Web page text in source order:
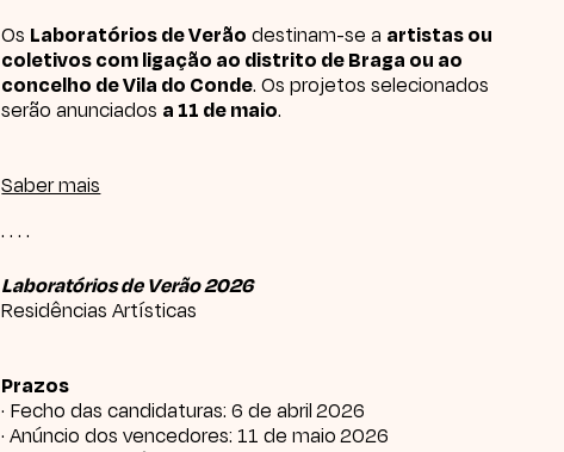
Os Laboratórios de Verão destinam-se a artistas ou
coletivos com ligação ao distrito de Braga ou ao
concelho de Vila do Conde. Os projetos selecionados
serão anunciados a 11 de maio.
Saber mais
· · · ·
Laboratórios de Verão 2026
Residências Artísticas
Prazos
· Fecho das candidaturas: 6 de abril 2026
· Anúncio dos vencedores: 11 de maio 2026